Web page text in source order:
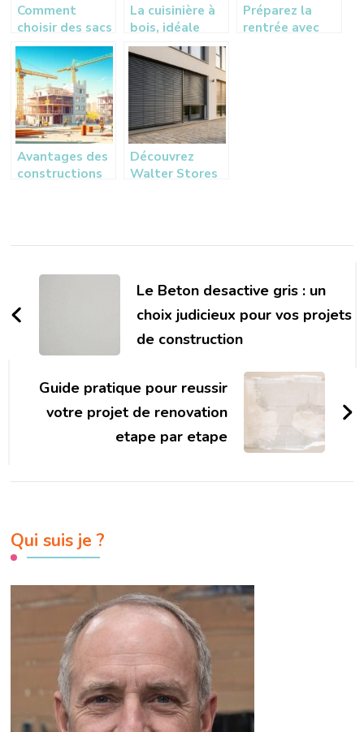
Comment
choisir des sacs
poubelles anti-
odeurs pour la
cuisine pour
une maison
plus fraiche
La cuisinière à
bois, idéale
pour associer
tradition et
confort
Préparez la
rentrée avec
Avantages des
constructions
industries
Découvrez
Walter Stores
menuiserie
Le Beton desactive gris : un
choix judicieux pour vos projets
de construction
Guide pratique pour reussir
votre projet de renovation
etape par etape
Qui suis je ?